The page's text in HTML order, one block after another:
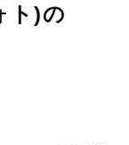
ト)の